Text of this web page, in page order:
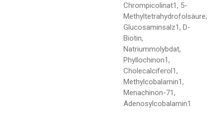
Chrompicolinat1, 5-
Methyltetrahydrofolsäure;
Glucosaminsalz1, D-
Biotin,
Natriummolybdat,
Phyllochinon1,
Cholecalciferol1,
Methylcobalamin1,
Menachinon-71,
Adenosylcobalamin1